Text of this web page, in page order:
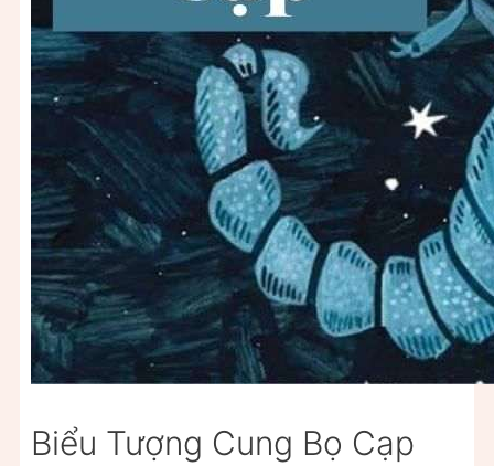
Biểu Tượng Cung Bọ Cạp